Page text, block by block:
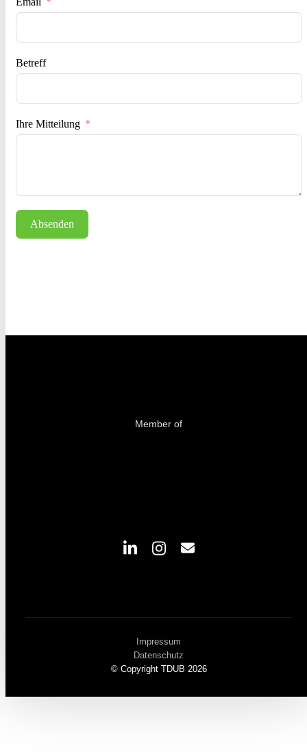
Betreff
Ihre Mitteilung
Absenden
Member of
© Copyright TDUB 2026
Impressum
Datenschutz